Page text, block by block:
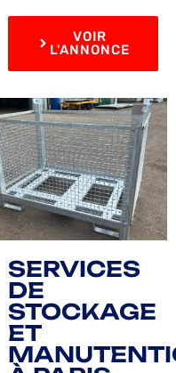
VOIR
L'ANNONCE
SERVICES
DE
STOCKAGE
ET